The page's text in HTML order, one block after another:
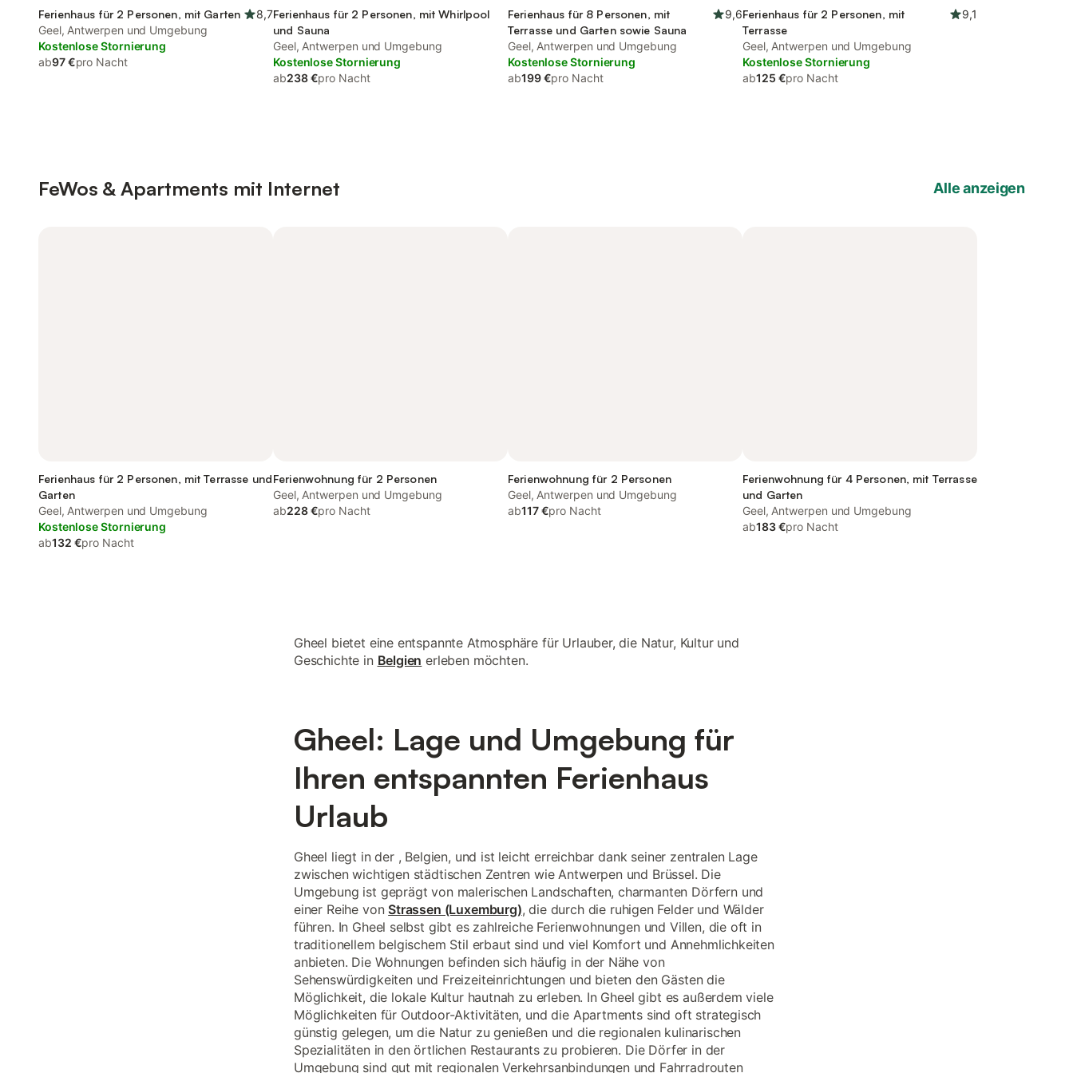
Ferienhaus für 2 Personen, mit Garten
8,7
Geel, Antwerpen und Umgebung
Kostenlose Stornierung
ab97 €pro Nacht
Ferienhaus für 2 Personen, mit Whirlpool
und Sauna
Geel, Antwerpen und Umgebung
Kostenlose Stornierung
ab238 €pro Nacht
Ferienhaus für 8 Personen, mit
Terrasse und Garten sowie Sauna
9,6
Geel, Antwerpen und Umgebung
Kostenlose Stornierung
ab199 €pro Nacht
Ferienhaus für 2 Personen, mit
Terrasse
9,1
Geel, Antwerpen und Umgebung
Kostenlose Stornierung
ab125 €pro Nacht
FeWos & Apartments mit Internet Alle anzeigen
Ferienhaus für 2 Personen, mit Terrasse und
Garten
Geel, Antwerpen und Umgebung
Kostenlose Stornierung
ab132 €pro Nacht
Ferienwohnung für 2 Personen
Geel, Antwerpen und Umgebung
ab228 €pro Nacht
Ferienwohnung für 2 Personen
Geel, Antwerpen und Umgebung
ab117 €pro Nacht
Ferienwohnung für 4 Personen, mit Terrasse
und Garten
Geel, Antwerpen und Umgebung
ab183 €pro Nacht
Gheel bietet eine entspannte Atmosphäre für Urlauber, die Natur, Kultur und
Geschichte in Belgien erleben möchten.
Gheel: Lage und Umgebung für
Ihren entspannten Ferienhaus
Urlaub
Gheel liegt in der , Belgien, und ist leicht erreichbar dank seiner zentralen Lage
zwischen wichtigen städtischen Zentren wie Antwerpen und Brüssel. Die
Umgebung ist geprägt von malerischen Landschaften, charmanten Dörfern und
einer Reihe von Strassen (Luxemburg), die durch die ruhigen Felder und Wälder
führen. In Gheel selbst gibt es zahlreiche Ferienwohnungen und Villen, die oft in
traditionellem belgischem Stil erbaut sind und viel Komfort und Annehmlichkeiten
anbieten. Die Wohnungen befinden sich häufig in der Nähe von
Sehenswürdigkeiten und Freizeiteinrichtungen und bieten den Gästen die
Möglichkeit, die lokale Kultur hautnah zu erleben. In Gheel gibt es außerdem viele
Möglichkeiten für Outdoor-Aktivitäten, und die Apartments sind oft strategisch
günstig gelegen, um die Natur zu genießen und die regionalen kulinarischen
Spezialitäten in den örtlichen Restaurants zu probieren. Die Dörfer in der
Umgebung sind gut mit regionalen Verkehrsanbindungen und Fahrradrouten